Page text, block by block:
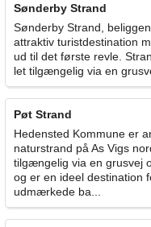
Sønderby Strand
Sønderby Strand,
attraktiv turistdestination
ud til det første revle.
let tilgængelig via en
Pøt Strand
Hedensted Kommune er
naturstrand på As Vigs
tilgængelig via en grusvej
og er en ideel destination
udmærkede ba...